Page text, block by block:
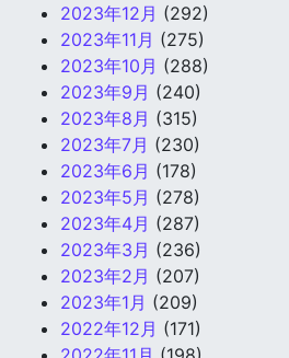
2023年12月 (292)
2023年11月 (275)
2023年10月 (288)
2023年9月 (240)
2023年8月 (315)
2023年7月 (230)
2023年6月 (178)
2023年5月 (278)
2023年4月 (287)
2023年3月 (236)
2023年2月 (207)
2023年1月 (209)
2022年12月 (171)